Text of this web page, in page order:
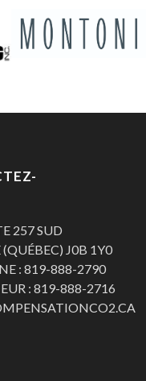
257 SUD
(QUÉBEC) J0B 1Y0
: 819-888-2790
: 819-888-2716